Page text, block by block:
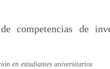
competencias de
en estudiantes universitarios